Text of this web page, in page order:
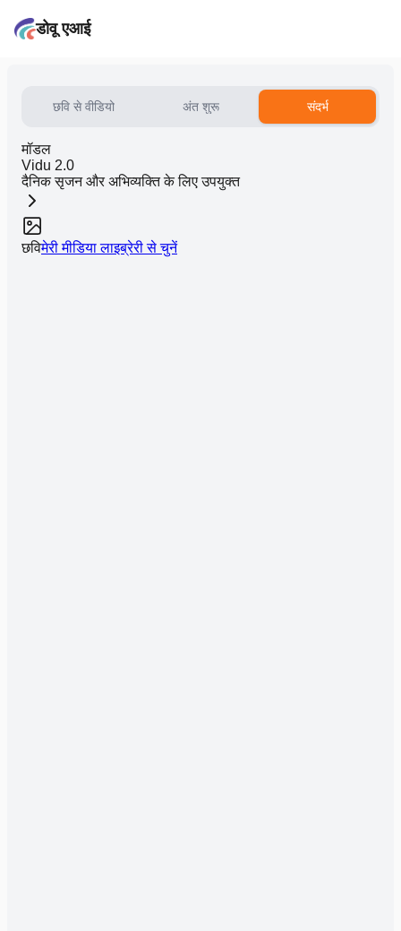
डोवू एआई
छवि से वीडियो अंत शुरू संदर्भ
मॉडल
Vidu 2.0
दैनिक सृजन और अभिव्यक्ति के लिए उपयुक्त
छविमेरी मीडिया लाइब्रेरी से चुनें